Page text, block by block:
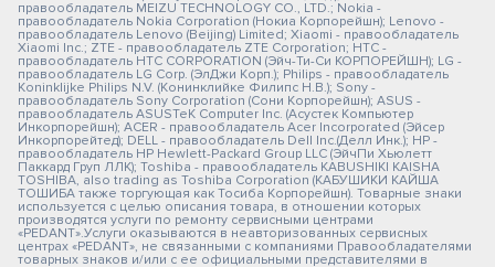
правообладатель MEIZU TECHNOLOGY CO., LTD.; Nokia -
правообладатель Nokia Corporation (Нокиа Корпорейшн); Lenovo -
правообладатель Lenovo (Beijing) Limited; Xiaomi - правообладатель
Xiaomi Inc.; ZTE - правообладатель ZTE Corporation; HTC -
правообладатель HTC CORPORATION (Эйч-Ти-Си КОРПОРЕЙШН); LG -
правообладатель LG Corp. (ЭлДжи Корп.); Philips - правообладатель
Koninklijke Philips N.V. (Конинклийке Филипс Н.В.); Sony -
правообладатель Sony Corporation (Сони Корпорейшн); ASUS -
правообладатель ASUSTeK Computer Inc. (Асустек Компьютер
Инкорпорейшн); ACER - правообладатель Acer Incorporated (Эйсер
Инкорпорейтед); DELL - правообладатель Dell Inc.(Делл Инк.); HP -
правообладатель HP Hewlett-Packard Group LLC (ЭйчПи Хьюлетт
Паккард Груп ЛЛК); Toshiba - правообладатель KABUSHIKI KAISHA
TOSHIBA, also trading as Toshiba Corporation (КАБУШИКИ КАЙША
ТОШИБА также торгующая как Тосиба Корпорейшн). Товарные знаки
используется с целью описания товара, в отношении которых
производятся услуги по ремонту сервисными центрами
«PEDANT».Услуги оказываются в неавторизованных сервисных
центрах «PEDANT», не связанными с компаниями Правообладателями
товарных знаков и/или с ее официальными представителями в